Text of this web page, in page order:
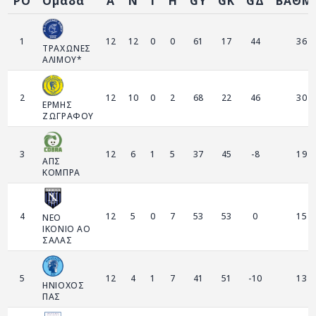
ΑΡΧΕΙΟ
ΕΠΙΚΟΙΝΩΝΙΑ
1
ΤΡΑΧΩΝΕΣ
ΑΛΙΜΟΥ*
12 12 0 0 61 17 44 36
2
ΕΡΜΗΣ
ΖΩΓΡΑΦΟΥ
12 10 0 2 68 22 46 30
3
ΑΠΣ
ΚΟΜΠΡΑ
12 6 1 5 37 45 -8 19
4
ΝΕΟ
ΙΚΟΝΙΟ ΑΟ
ΣΑΛΑΣ
12 5 0 7 53 53 0 15
5
ΗΝΙΟΧΟΣ
ΠΑΣ
12 4 1 7 41 51 -10 13